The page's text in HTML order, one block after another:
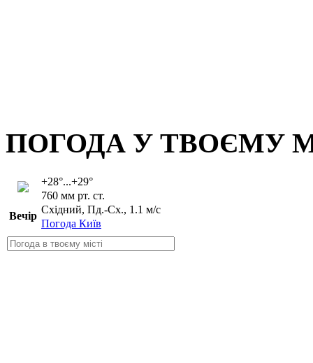
ПОГОДА У ТВОЄМУ
+28°...+29°
760 мм рт. ст.
Східний, Пд.-Сх., 1.1 м/с
Погода Київ
Вечір